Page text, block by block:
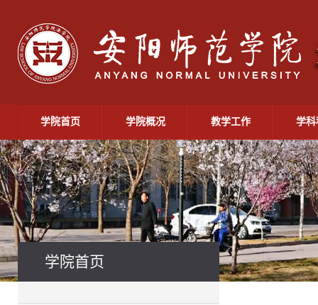
学院首页 学院概况 教学工作 学科
学院首页